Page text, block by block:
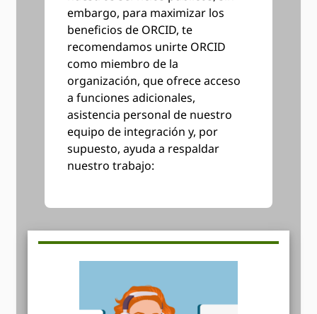
embargo, para maximizar los
beneficios de ORCID, te
recomendamos unirte ORCID
como miembro de la
organización, que ofrece acceso
a funciones adicionales,
asistencia personal de nuestro
equipo de integración y, por
supuesto, ayuda a respaldar
nuestro trabajo: